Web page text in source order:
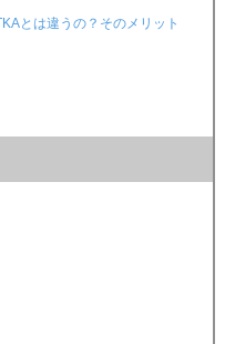
とは違うの？そのメリット